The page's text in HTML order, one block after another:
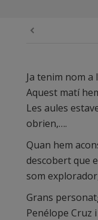
Ja tenim nom a
Aquest matí
Les aules
obrien,….
Quan hem
descobert que
som
Grans
Penélope Cruz